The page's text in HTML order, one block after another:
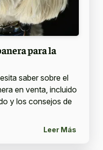
para la
saber sobre el
en venta, incluido
y los consejos de
Leer Más